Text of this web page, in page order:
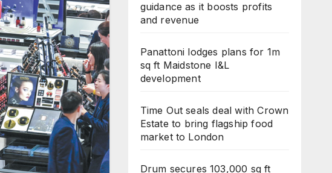
guidance as it boosts profits
and revenue
Panattoni lodges plans for 1m
sq ft Maidstone I&L
development
Time Out seals deal with Crown
Estate to bring flagship food
market to London
Drum secures 103,000 sq ft